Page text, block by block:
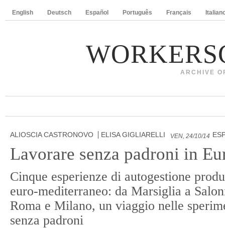
English Deutsch Español Português Français
ARCHIVE
ALIOSCIA CASTRONOVO ELISA GIGLIARELLI VEN, 24/10/14
Lavorare senza padroni in
Cinque esperienze di autogestione
euro-mediterraneo: da Marsiglia a
Roma e Milano, un viaggio nelle
senza padroni